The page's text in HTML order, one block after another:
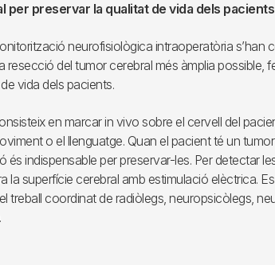
per preservar la qualitat de vida dels pacients
neurofisiològica intraoperatòria s’han
resecció del tumor cerebral més àmplia possible,
vida dels pacients.
en marcar in vivo sobre el cervell del
o el llenguatge. Quan el pacient té un
és indispensable per preservar-les. Per detectar
la superfície cerebral amb estimulació elèctrica.
treball coordinat de radiòlegs, neuropsicòlegs,